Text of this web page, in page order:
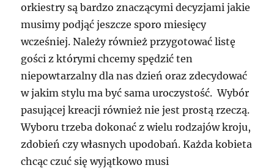
orkiestry są bardzo znaczącymi decyzjami jakie
musimy podjąć jeszcze sporo miesięcy
wcześniej. Należy również przygotować listę
gości z którymi chcemy spędzić ten
niepowtarzalny dla nas dzień oraz zdecydować
w jakim stylu ma być sama uroczystość. Wybór
pasującej kreacji również nie jest prostą rzeczą.
Wyboru trzeba dokonać z wielu rodzajów kroju,
zdobień czy własnych upodobań. Każda kobieta
chcąc czuć się wyjątkowo musi